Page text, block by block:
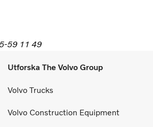
59 11 49
Utforska The Volvo Group
Volvo Trucks
Volvo Construction Equipment